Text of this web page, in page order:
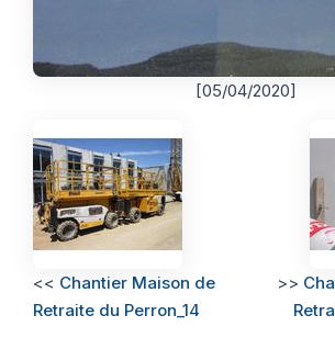
[05/04/2020]
<< Chantier Maison de
Retraite du Perron_14
>>